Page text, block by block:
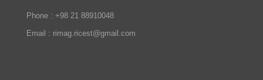
Phone : +98 21 88910048
Email : rimag.ricest@gmail.com